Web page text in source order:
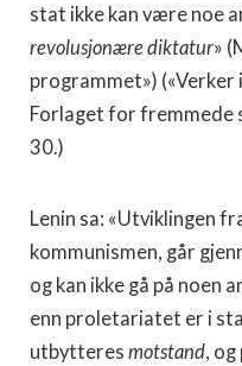
stat ikke kan være noe
revolusjonære diktatur»
programmet») («Verker
Forlaget for fremmede
30.)
Lenin sa: «Utviklingen
kommunismen, går
og kan ikke gå på noen
enn proletariatet er i
utbytteres motstand, og